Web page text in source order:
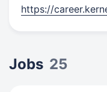
https://
Jobs 25